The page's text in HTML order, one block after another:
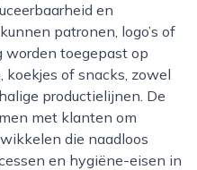
en
patronen, logo’s of
worden toegepast op
koekjes of snacks, zowel
productielijnen. De
met klanten om
die naadloos
en hygiëne-eisen in